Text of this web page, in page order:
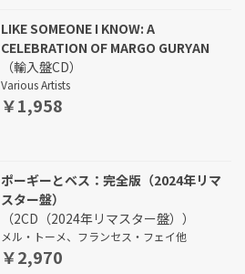
LIKE SOMEONE I KNOW: A
CELEBRATION OF MARGO GURYAN
（輸入盤CD）
Various Artists
￥1,958
ポーギーとベス：完全版（2024年リマ
スター盤）
（2CD（2024年リマスター盤））
メル・トーメ、フランセス・フェイ他
￥2,970